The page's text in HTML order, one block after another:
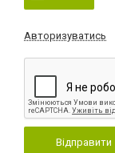
Авторизуватись
Відправити